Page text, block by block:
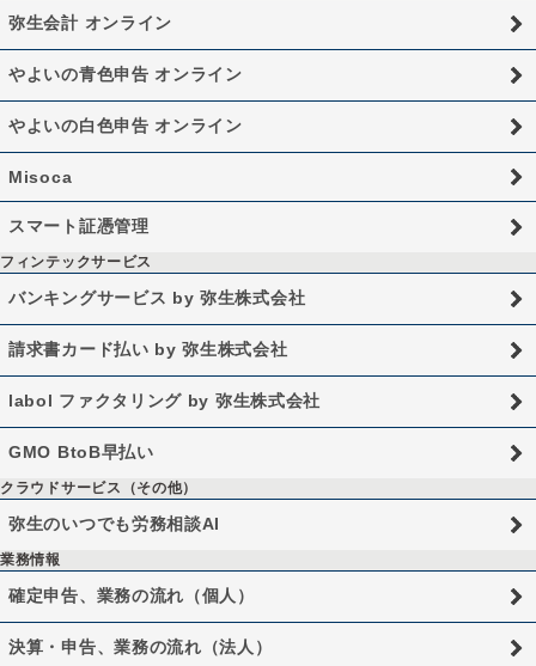
弥生会計 オンライン
やよいの青色申告 オンライン
やよいの白色申告 オンライン
Misoca
スマート証憑管理
フィンテックサービス
バンキングサービス by 弥生株式会社
請求書カード払い by 弥生株式会社
labol ファクタリング by 弥生株式会社
GMO BtoB早払い
クラウドサービス（その他）
弥生のいつでも労務相談AI
業務情報
確定申告、業務の流れ（個人）
決算・申告、業務の流れ（法人）